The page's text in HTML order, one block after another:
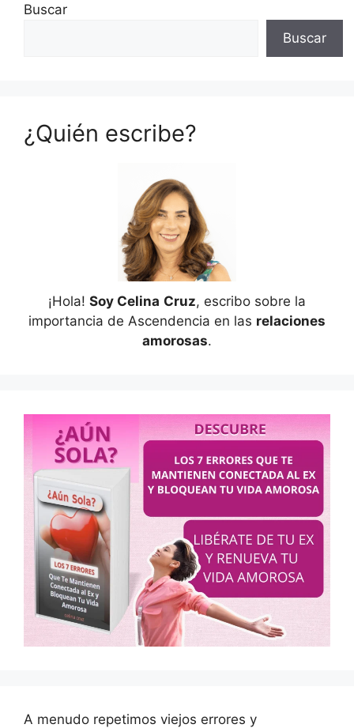
Buscar
Buscar
¿Quién escribe?
¡Hola! Soy Celina Cruz, escribo sobre la
importancia de Ascendencia en las relaciones
amorosas.
A menudo repetimos viejos errores y